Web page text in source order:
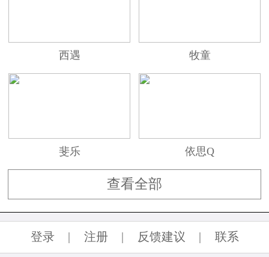
西遇 牧童
斐乐 依思Q
查看全部
登录 注册 反馈建议 联系